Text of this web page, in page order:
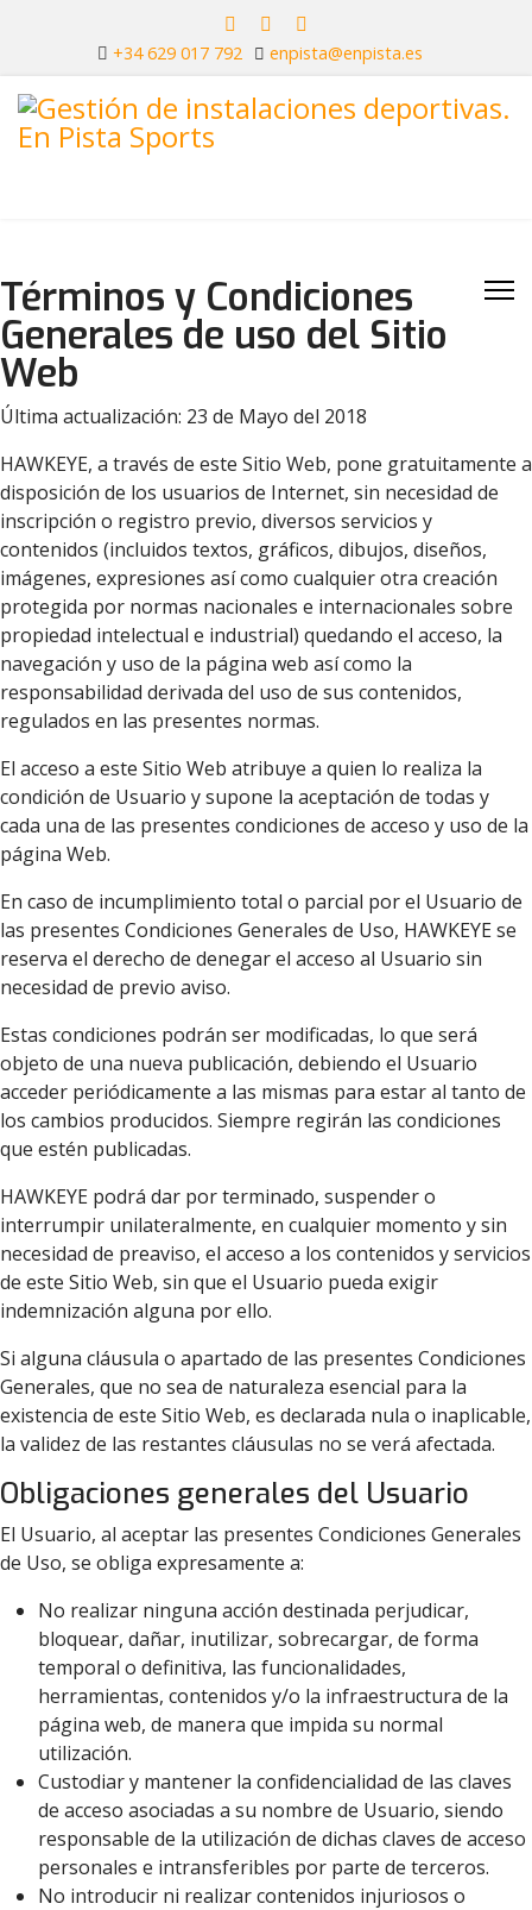
+34 629 017 792 enpista@enpista.es
Términos y Condiciones
Generales de uso del Sitio
Web
Última actualización: 23 de Mayo del 2018
HAWKEYE, a través de este Sitio Web, pone gratuitamente a
disposición de los usuarios de Internet, sin necesidad de
inscripción o registro previo, diversos servicios y
contenidos (incluidos textos, gráficos, dibujos, diseños,
imágenes, expresiones así como cualquier otra creación
protegida por normas nacionales e internacionales sobre
propiedad intelectual e industrial) quedando el acceso, la
navegación y uso de la página web así como la
responsabilidad derivada del uso de sus contenidos,
regulados en las presentes normas.
El acceso a este Sitio Web atribuye a quien lo realiza la
condición de Usuario y supone la aceptación de todas y
cada una de las presentes condiciones de acceso y uso de la
página Web.
En caso de incumplimiento total o parcial por el Usuario de
las presentes Condiciones Generales de Uso, HAWKEYE se
reserva el derecho de denegar el acceso al Usuario sin
necesidad de previo aviso.
Estas condiciones podrán ser modificadas, lo que será
objeto de una nueva publicación, debiendo el Usuario
acceder periódicamente a las mismas para estar al tanto de
los cambios producidos. Siempre regirán las condiciones
que estén publicadas.
HAWKEYE podrá dar por terminado, suspender o
interrumpir unilateralmente, en cualquier momento y sin
necesidad de preaviso, el acceso a los contenidos y servicios
de este Sitio Web, sin que el Usuario pueda exigir
indemnización alguna por ello.
Si alguna cláusula o apartado de las presentes Condiciones
Generales, que no sea de naturaleza esencial para la
existencia de este Sitio Web, es declarada nula o inaplicable,
la validez de las restantes cláusulas no se verá afectada.
Obligaciones generales del Usuario
El Usuario, al aceptar las presentes Condiciones Generales
de Uso, se obliga expresamente a:
No realizar ninguna acción destinada perjudicar,
bloquear, dañar, inutilizar, sobrecargar, de forma
temporal o definitiva, las funcionalidades,
herramientas, contenidos y/o la infraestructura de la
página web, de manera que impida su normal
utilización.
Custodiar y mantener la confidencialidad de las claves
de acceso asociadas a su nombre de Usuario, siendo
responsable de la utilización de dichas claves de acceso
personales e intransferibles por parte de terceros.
No introducir ni realizar contenidos injuriosos o